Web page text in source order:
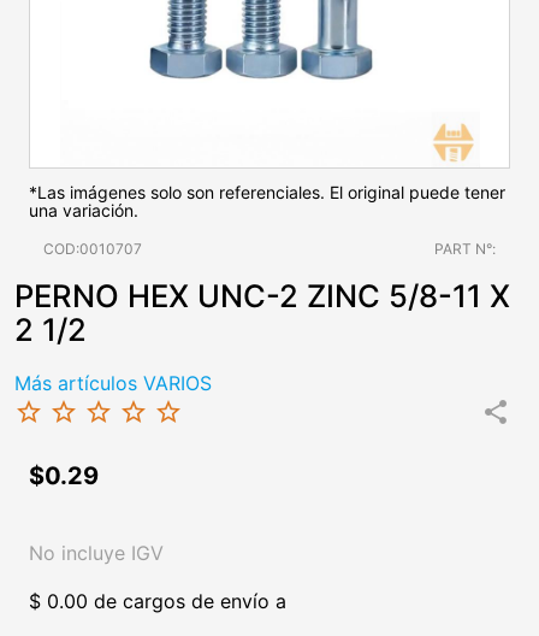
*Las imágenes solo son referenciales. El original puede tener
una variación.
COD:0010707 PART N°:
PERNO HEX UNC-2 ZINC 5/8-11 X
2 1/2
Más artículos VARIOS
star_border star_border star_border star_border star_border share
$0.29
No incluye IGV
$ 0.00 de cargos de envío a